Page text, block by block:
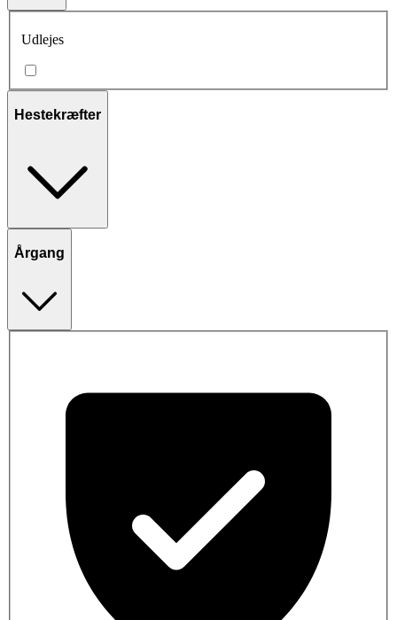
Udlejes
Hestekræfter
Årgang